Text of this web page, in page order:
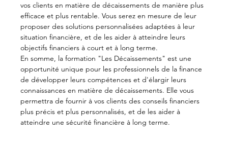
vos clients en matière de décaissements de manière plus
efficace et plus rentable. Vous serez en mesure de leur
proposer des solutions personnalisées adaptées à leur
situation financière, et de les aider à atteindre leurs
objectifs financiers à court et à long terme.
En somme, la formation "Les Décaissements" est une
opportunité unique pour les professionnels de la finance
de développer leurs compétences et d'élargir leurs
connaissances en matière de décaissements. Elle vous
permettra de fournir à vos clients des conseils financiers
plus précis et plus personnalisés, et de les aider à
atteindre une sécurité financière à long terme.